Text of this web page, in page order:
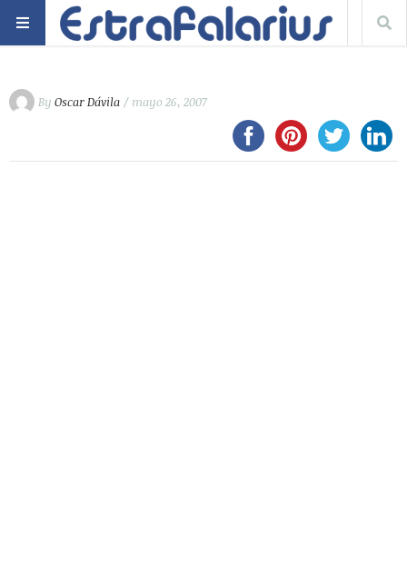
By Oscar Dávila / mayo 26, 2007